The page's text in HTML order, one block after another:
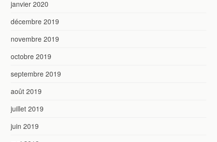
janvier 2020
décembre 2019
novembre 2019
octobre 2019
septembre 2019
août 2019
juillet 2019
juin 2019